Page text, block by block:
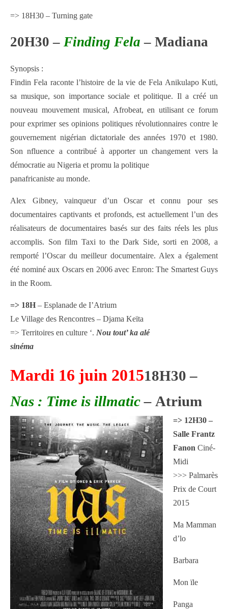
=> 18H30 – Turning gate
20H30 – Finding Fela – Madiana
Synopsis :
Findin Fela raconte l’histoire de la vie de Fela Anikulapo Kuti,
sa musique, son importance sociale et politique. Il a créé un
nouveau mouvement musical, Afrobeat, en utilisant ce forum
pour exprimer ses opinions politiques révolutionnaires contre le
gouvernement nigérian dictatoriale des années 1970 et 1980.
Son nfluence a contribué à apporter un changement vers la
démocratie au Nigeria et promu la politique
panafricaniste au monde.
Alex Gibney, vainqueur d’un Oscar et connu pour ses
documentaires captivants et profonds, est actuellement l’un des
réalisateurs de documentaires basés sur des faits réels les plus
accomplis. Son film Taxi to the Dark Side, sorti en 2008, a
remporté l’Oscar du meilleur documentaire. Alex a également
été nominé aux Oscars en 2006 avec Enron: The Smartest Guys
in the Room.
=> 18H – Esplanade de I’Atrium
Le Village des Rencontres – Djama Keïta
=> Territoires en culture ‘. Nou tout’ ka alé
sinéma
Mardi 16 juin 201518H30–
Nas : Time is illmatic– Atrium
=> 12H30 –
Salle Frantz
Fanon Ciné-
Midi
>>> Palmarès
Prix de Court
2015
Ma Mamman
d’lo
Barbara
Mon ïle
Panga